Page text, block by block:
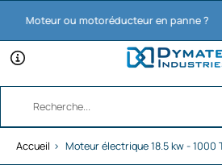
Moteur ou motoréducteur en panne ?
Accueil › Moteur électrique 18.5 kw -